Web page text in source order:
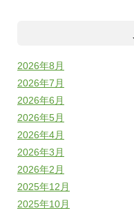
2026年8月
2026年7月
2026年6月
2026年5月
2026年4月
2026年3月
2026年2月
2025年12月
2025年10月